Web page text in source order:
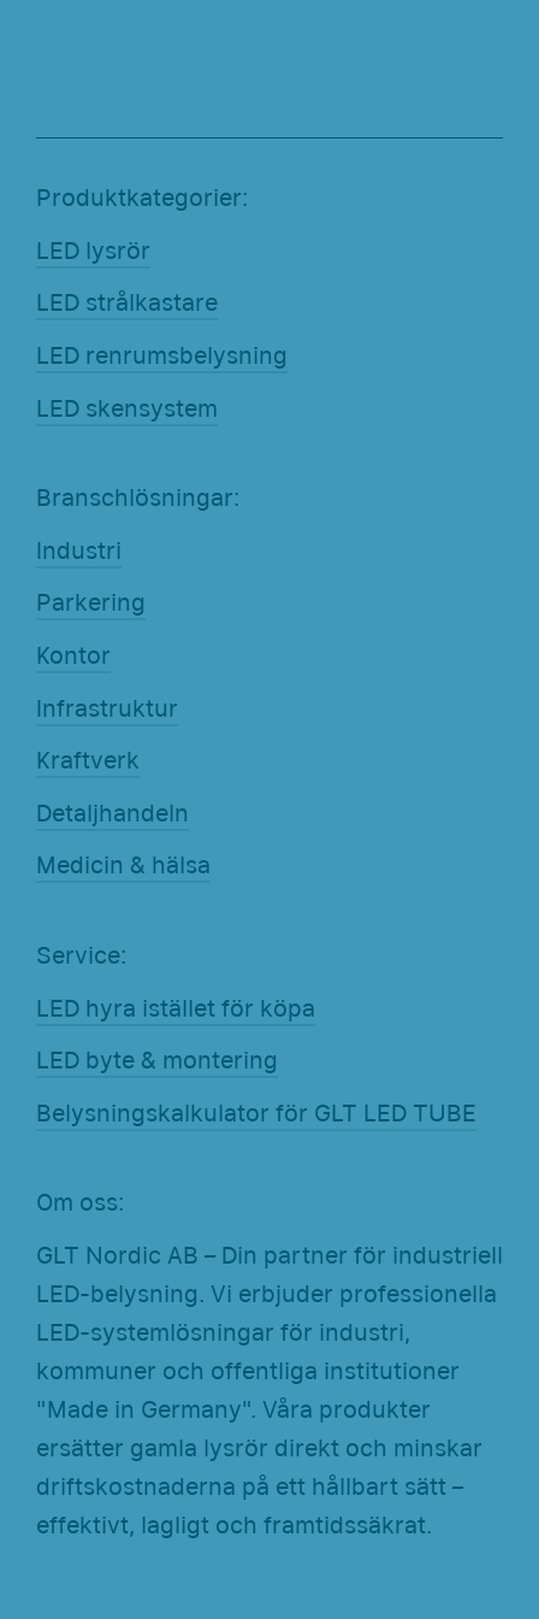
Produktkategorier:
LED lysrör
LED strålkastare
LED renrumsbelysning
LED skensystem
Branschlösningar:
Industri
Parkering
Kontor
Infrastruktur
Kraftverk
Detaljhandeln
Medicin & hälsa
Service:
LED hyra istället för köpa
LED byte & montering
Belysningskalkulator för GLT LED TUBE
Om oss:
GLT Nordic AB – Din partner för industriell
LED-belysning. Vi erbjuder professionella
LED-systemlösningar för industri,
kommuner och offentliga institutioner
"Made in Germany". Våra produkter
ersätter gamla lysrör direkt och minskar
driftskostnaderna på ett hållbart sätt –
effektivt, lagligt och framtidssäkrat.